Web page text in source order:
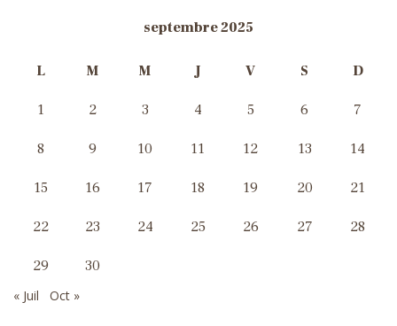
septembre 2025
L M M J V S D
1 2 3 4 5 6 7
8 9 10 11 12 13 14
15 16 17 18 19 20 21
22 23 24 25 26 27 28
29 30
« Juil Oct »